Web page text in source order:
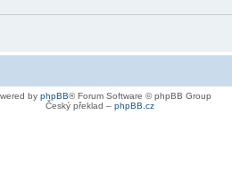
by phpBB® Forum Software © phpBB Group
Český překlad – phpBB.cz